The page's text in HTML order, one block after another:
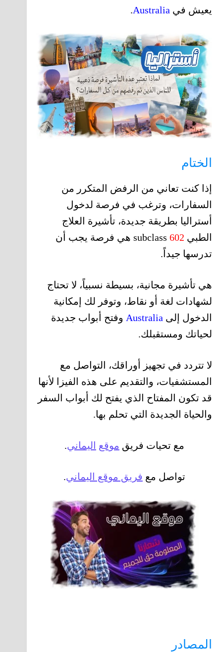
يعيش في Australia
.
الختام
إذا كنت تعاني من الرفض المتكرر من
السفارات، وترغب في فرصة لدخول
أستراليا بطريقة جديدة، تأشيرة العلاج
الطبي subclass 602
هي فرصة يجب أن
تدرسها جيداً.
هي تأشيرة مجانية، بسيطة نسبياً، لا تحتاج
لشهادات لغة أو نقاط، وتوفر لك إمكانية
الدخول إلى Australia وفتح أبواب جديدة
لحياتك ومستقبلك.
لا تتردد في تجهيز أوراقك، التواصل مع
المستشفيات، والتقديم على هذه الفيزا لأنها
قد تكون المفتاح الذي يفتح لك أبواب السفر
والحياة الجديدة التي تحلم بها.
مع تحيات فريق موقع اليماني.
تواصل مع فريق موقع اليماني.
المصادر